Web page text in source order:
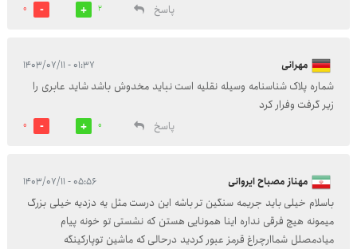
پاسخ
2
0
مهرانی ۰۱:۳۷ - ۱۴۰۳/۰۷/۱۱
شماره پلاک شناسنامه وسیله نقلیه است نباید مخدوش باشد شاید عابری را
زیر گرفت وفرار کرد
پاسخ
0
0
مهناز مصباح ایروانی ۰۵:۵۶ - ۱۴۰۳/۰۷/۱۱
باسلام خیلی باید جریمه سنگین تر باشه این درست مثل یه دزدیه خیلی بزرگ
میمونه هیچ فرقی نداره اینا همونایی هستن که نشستی تو خونه پیام
میادمصلل شماارچراغ قرمز عبور کردید درحالی که ماشین توپارکینگه